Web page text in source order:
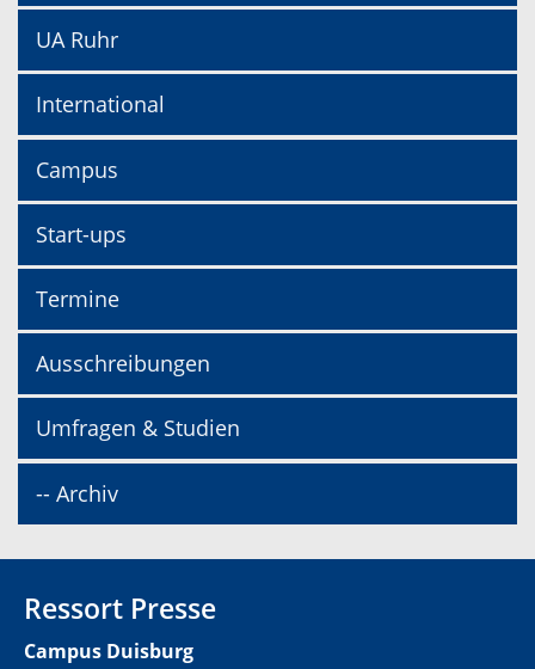
UA Ruhr
International
Campus
Start-ups
Termine
Ausschreibungen
Umfragen & Studien
-- Archiv
Ressort Presse
Campus Duisburg